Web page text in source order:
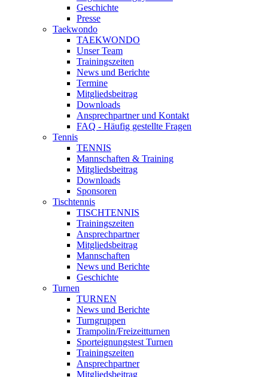
Geschichte
Presse
Taekwondo
TAEKWONDO
Unser Team
Trainingszeiten
News und Berichte
Termine
Mitgliedsbeitrag
Downloads
Ansprechpartner und Kontakt
FAQ - Häufig gestellte Fragen
Tennis
TENNIS
Mannschaften & Training
Mitgliedsbeitrag
Downloads
Sponsoren
Tischtennis
TISCHTENNIS
Trainingszeiten
Ansprechpartner
Mitgliedsbeitrag
Mannschaften
News und Berichte
Geschichte
Turnen
TURNEN
News und Berichte
Turngruppen
Trampolin/Freizeitturnen
Sporteignungstest Turnen
Trainingszeiten
Ansprechpartner
Mitgliedsbeitrag